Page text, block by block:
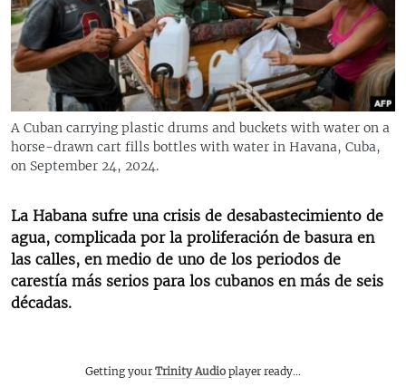
RADIO MARTÍ
ESPECIALES
ESPECIALES
LA REALIDAD DE LA VIVIENDA EN CUBA
SER VIEJO EN CUBA
LOS SANTOS DE HIALEAH
DESINFORMACIÓN RUSA EN AMÉRICA LATINA
LA INVASIÓN DE RUSIA A UCRANIA
MULTIMEDIA
EDITORIALES
SÍGUENOS
A Cuban carrying plastic drums and buckets with water on a
horse-drawn cart fills bottles with water in Havana, Cuba,
on September 24, 2024.
La Habana sufre una crisis de desabastecimiento de
agua, complicada por la proliferación de basura en
las calles, en medio de uno de los periodos de
carestía más serios para los cubanos en más de seis
décadas.
Getting yourTrinity Audio player ready...